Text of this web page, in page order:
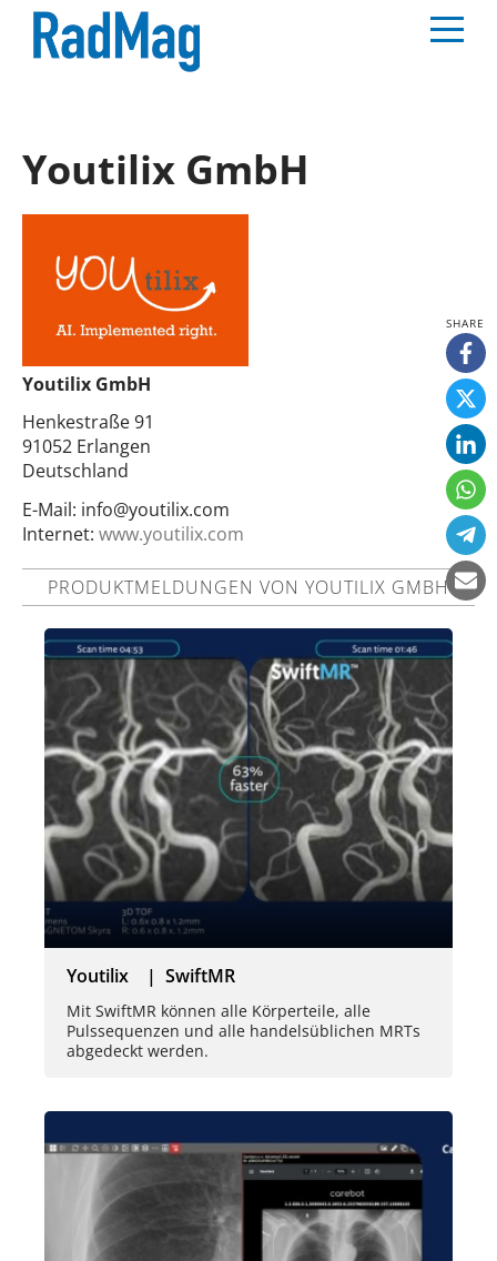
Youtilix GmbH
Youtilix GmbH
Henkestraße 91
91052 Erlangen
Deutschland
E-Mail: info@youtilix.com
Internet: www.youtilix.com
PRODUKTMELDUNGEN VON YOUTILIX GMBH
Youtilix | SwiftMR
Mit SwiftMR können alle Körperteile, alle
Pulssequenzen und alle handelsüblichen MRTs
abgedeckt werden.